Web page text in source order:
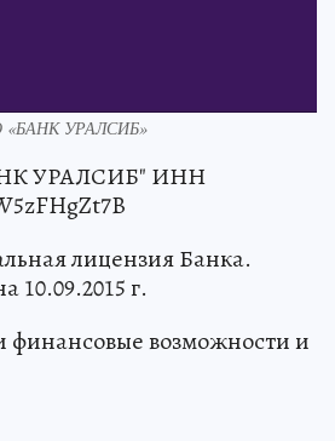
«БАНК УРАЛСИБ»
УРАЛСИБ" ИНН
лицензия Банка.
10.09.2015 г.
финансовые возможности и